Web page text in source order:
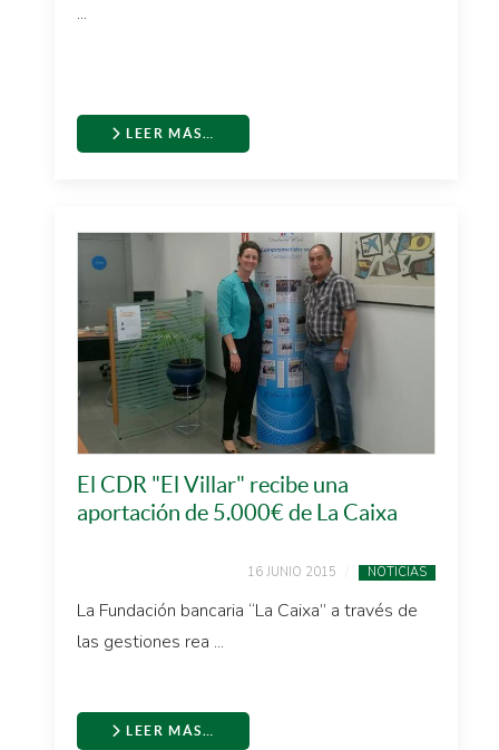
...
LEER MÁS…
El CDR "El Villar" recibe una
aportación de 5.000€ de La Caixa
16 JUNIO 2015 NOTICIAS
La Fundación bancaria “La Caixa” a través de
las gestiones rea ...
LEER MÁS…